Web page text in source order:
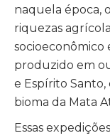
naquela época,
riquezas
socioeconômico
produzido em
e Espírito
bioma da Mata
Essas